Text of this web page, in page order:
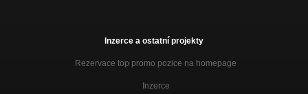
Inzerce a ostatní projekty
Rezervace top promo pozice na homepage
Inzerce